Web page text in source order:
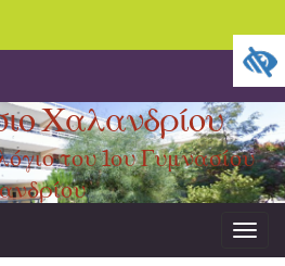
Χαλανδρίου
του 1ου Γυμνασίου